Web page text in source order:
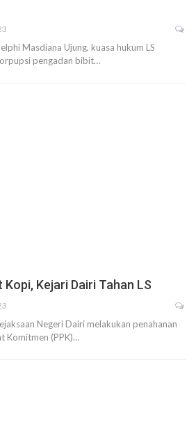
Masdiana Ujung, kuasa hukum LS
pengadan bibit…
Kejari Dairi Tahan LS
Negeri Dairi melakukan penahanan
Komitmen (PPK)…